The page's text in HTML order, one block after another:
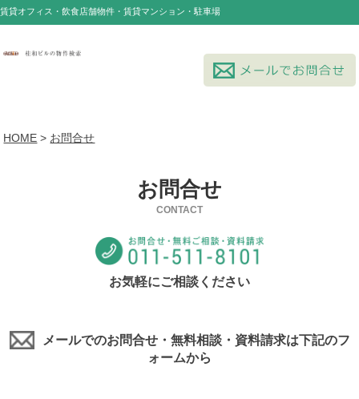
賃貸オフィス・飲食店舗物件・賃貸マンション・駐車場
HOME > お問合せ
お問合せ
CONTACT
お気軽にご相談ください
メールでのお問合せ・無料相談・資料請求は下記のフ
ォームから